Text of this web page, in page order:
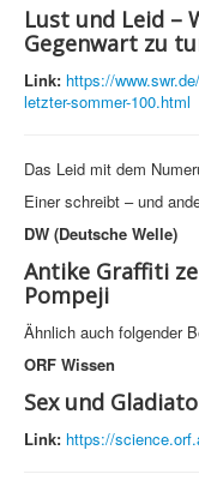
Lust und Leid –
Gegenwart zu
Link: https://
letzter-sommer-100.html
Das Leid mit dem
Einer schreibt – und
DW (Deutsche Welle)
Antike Graffiti
Pompeji
Ähnlich auch folgender
ORF Wissen
Sex und
Link: https://